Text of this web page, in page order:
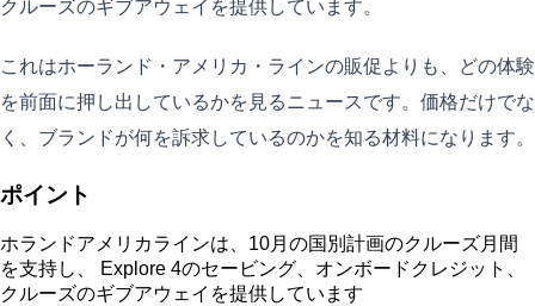
クルーズのギブアウェイを提供しています。
これはホーランド・アメリカ・ラインの販促よりも、どの体験
を前面に押し出しているかを見るニュースです。価格だけでな
く、ブランドが何を訴求しているのかを知る材料になります。
ポイント
ホランドアメリカラインは、10月の国別計画のクルーズ月間
を支持し、 Explore 4のセービング、オンボードクレジット、
クルーズのギブアウェイを提供しています